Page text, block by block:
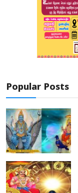
Popular Posts